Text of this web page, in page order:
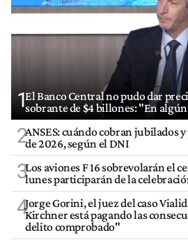
1El Banco Central no pudo dar
sobrante de $4 billones: "En
2ANSES: cuándo cobran jubilados
de 2026, según el DNI
3Los aviones F 16 sobrevolarán el
lunes participarán de la
4Jorge Gorini, el juez del caso
Kirchner está pagando las
delito comprobado"